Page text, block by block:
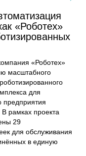
«Роботех»
«Роботех»
масштабного
для
предприятия
рамках проекта
29
для обслуживания
в единую